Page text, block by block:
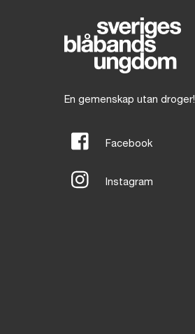
En gemenskap utan droger!
Facebook
Instagram